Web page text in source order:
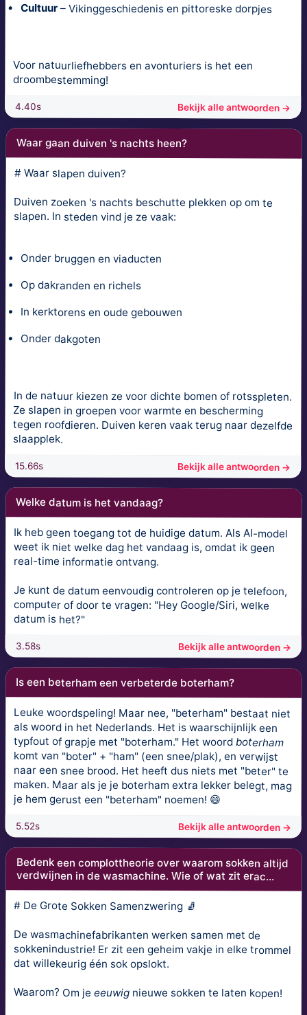
Cultuur– Vikinggeschiedenis en pittoreske dorpjes
Voor natuurliefhebbers en avonturiers is het een
droombestemming!
4.40s Bekijk alle antwoorden →
Waar gaan duiven 's nachts heen?
# Waar slapen duiven?
Duiven zoeken 's nachts beschutte plekken op om te
slapen. In steden vind je ze vaak:
Onder bruggen en viaducten
Op dakranden en richels
In kerktorens en oude gebouwen
Onder dakgoten
In de natuur kiezen ze voor dichte bomen of rotsspleten.
Ze slapen in groepen voor warmte en bescherming
tegen roofdieren. Duiven keren vaak terug naar dezelfde
slaapplek.
15.66s Bekijk alle antwoorden →
Welke datum is het vandaag?
Ik heb geen toegang tot de huidige datum. Als AI-model
weet ik niet welke dag het vandaag is, omdat ik geen
real-time informatie ontvang.
Je kunt de datum eenvoudig controleren op je telefoon,
computer of door te vragen: "Hey Google/Siri, welke
datum is het?"
3.58s Bekijk alle antwoorden →
Is een beterham een verbeterde boterham?
Leuke woordspeling! Maar nee, "beterham" bestaat niet
als woord in het Nederlands. Het is waarschijnlijk een
typfout of grapje met "boterham." Het woordboterham
komt van "boter" + "ham" (een snee/plak), en verwijst
naar een snee brood. Het heeft dus niets met "beter" te
maken. Maar als je je boterham extra lekker belegt, mag
je hem gerust een "beterham" noemen! 😄
5.52s Bekijk alle antwoorden →
Bedenk een complottheorie over waarom sokken altijd
verdwijnen in de wasmachine. Wie of wat zit erac...
# De Grote Sokken Samenzwering 🧦
De wasmachinefabrikanten werken samen met de
sokkenindustrie! Er zit een geheim vakje in elke trommel
dat willekeurig één sok opslokt.
Waarom? Om je eeuwignieuwe sokken te laten kopen!